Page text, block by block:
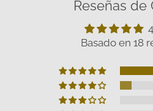
Reseñas de
Basado en 18